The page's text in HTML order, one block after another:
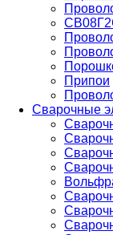
Припои
Сварочные